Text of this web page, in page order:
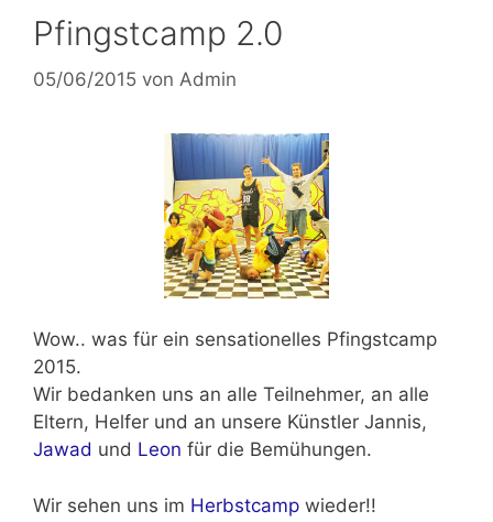
Pfingstcamp 2.0
05/06/2015 von Admin
Wow.. was für ein sensationelles Pfingstcamp
2015.
Wir bedanken uns an alle Teilnehmer, an alle
Eltern, Helfer und an unsere Künstler Jannis,
Jawad und Leon für die Bemühungen.
Wir sehen uns im Herbstcamp wieder!!